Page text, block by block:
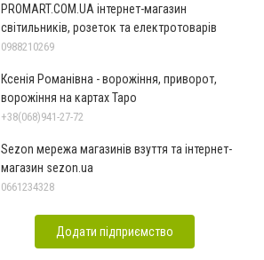
PROMART.COM.UA інтернет-магазин
cвітильників, розеток та електротоварів
0988210269
Ксенія Романівна - ворожіння, приворот,
ворожіння на картах Таро
+38(068)941-27-72
Sezon мережа магазинів взуття та інтернет-
магазин sezon.ua
0661234328
Додати підприємство